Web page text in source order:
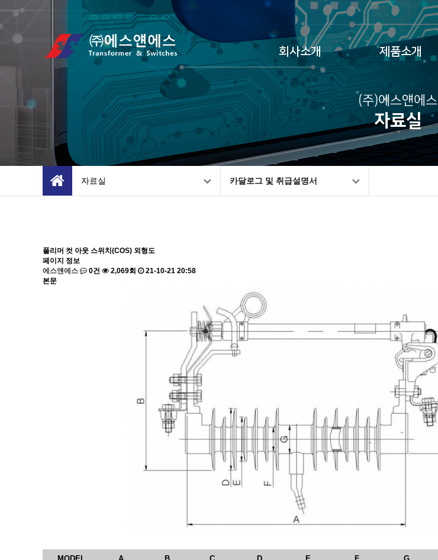
회사소개 제품소개
(주)에스얜에스
자료실
자료실 카달로그 및 취급설명서
폴리머 컷 아웃 스위치(COS) 외형도
페이지 정보
에스얜에스
0건 2,069회
21-10-21 20:58
본문